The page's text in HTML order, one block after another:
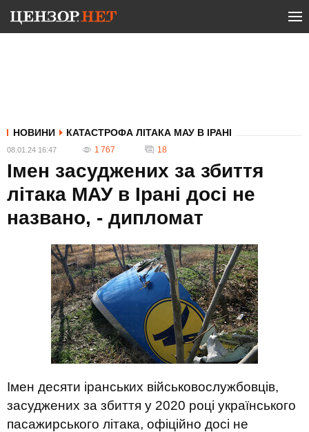
НОВИНИ КАТАСТРОФА ЛІТАКА МАУ В ІРАНІ
08.01.24 16:47 1 767 18
Імен засуджених за збиття
літака МАУ в Ірані досі не
названо, - дипломат
Імен десяти іранських військовослужбовців,
засуджених за збиття у 2020 році українського
пасажирського літака, офіційно досі не